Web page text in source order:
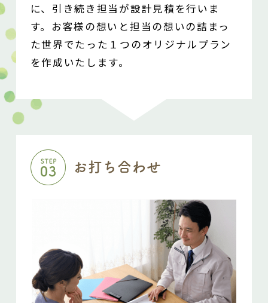
に、 引き続き担当が設計見積を行いま
す。 お客様の想いと担当の想いの詰まっ
た世界でたった１つのオリジナルプラン
を作成いたします。
お打ち合わせ